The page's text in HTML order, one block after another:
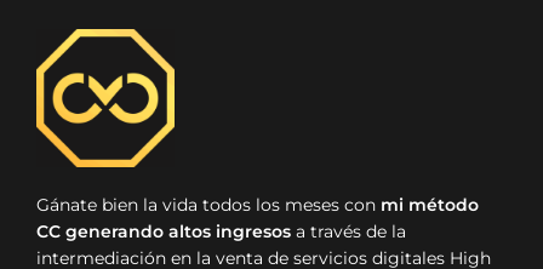
Gánate bien la vida todos los meses con mi método
CC generando altos ingresos a través de la
intermediación en la venta de servicios digitales High